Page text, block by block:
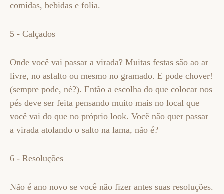
comidas, bebidas e folia.
5 - Calçados
Onde você vai passar a virada? Muitas festas são ao ar
livre, no asfalto ou mesmo no gramado. E pode chover!
(sempre pode, né?). Então a escolha do que colocar nos
pés deve ser feita pensando muito mais no local que
você vai do que no próprio look. Você não quer passar
a virada atolando o salto na lama, não é?
6 - Resoluções
Não é ano novo se você não fizer antes suas resoluções.